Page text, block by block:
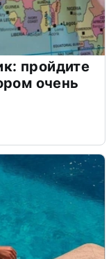
пройдите
очень